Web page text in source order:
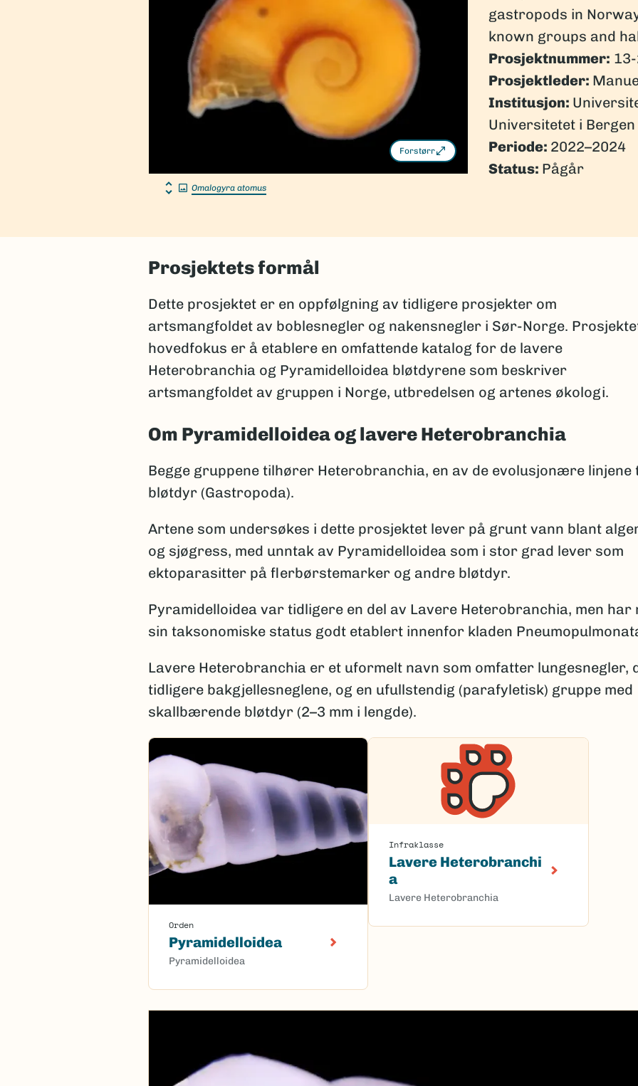
Forstørr
Omalogyra atomus
gastropods in
known groups and
Prosjektnummer:
Prosjektleder:
Institusjon:
Universitetet i Bergen
Periode: 2022–2024
Status: Pågår
Prosjektets formål
Dette prosjektet er en oppfølgning av tidligere prosjekter om
artsmangfoldet av boblesnegler og nakensnegler i Sør-Norge.
hovedfokus er å etablere en omfattende katalog for de lavere
Heterobranchia og Pyramidelloidea bløtdyrene som beskriver
artsmangfoldet av gruppen i Norge, utbredelsen og artenes økologi.
Om Pyramidelloidea og lavere Heterobranchia
Begge gruppene tilhører Heterobranchia, en av de evolusjonære linjene
bløtdyr (Gastropoda).
Artene som undersøkes i dette prosjektet lever på grunt vann blant
og sjøgress, med unntak av Pyramidelloidea som i stor grad lever som
ektoparasitter på flerbørstemarker og andre bløtdyr.
Pyramidelloidea var tidligere en del av Lavere Heterobranchia, men har
sin taksonomiske status godt etablert innenfor kladen
Lavere Heterobranchia er et uformelt navn som omfatter lungesnegler,
tidligere bakgjellesneglene, og en ufullstendig (parafyletisk) gruppe med
skallbærende bløtdyr (2–3 mm i lengde).
Orden
Pyramidelloidea
Pyramidelloidea
Infraklasse
Lavere Heterobranchi
a
Lavere Heterobranchia